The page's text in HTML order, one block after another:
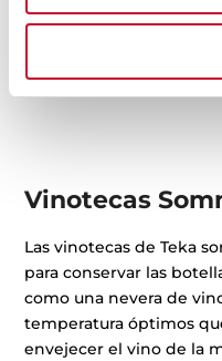
Vinoteca de
botellas
Vinotecas
Las vinotecas de Teka
para conservar las
como una nevera de
temperatura óptimos
envejecer el vino de la